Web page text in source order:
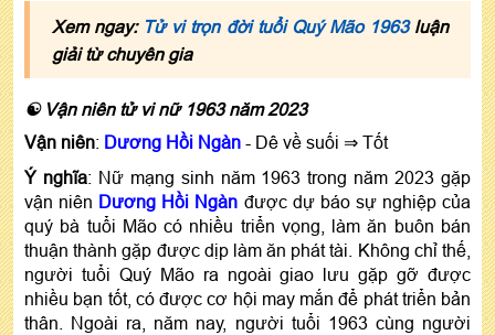
Xem ngay: Tử vi trọn đời tuổi Quý Mão 1963luận
giải từ chuyên gia
☯ Vận niên tử vi nữ 1963 năm 2023
Vận niên: Dương Hồi Ngàn - Dê về suối ⇒ Tốt
Ý nghĩa: Nữ mạng sinh năm 1963 trong năm 2023 gặp
vận niên Dương Hồi Ngàn được dự báo sự nghiệp của
quý bà tuổi Mão có nhiều triển vọng, làm ăn buôn bán
thuận thành gặp được dịp làm ăn phát tài. Không chỉ thế,
người tuổi Quý Mão ra ngoài giao lưu gặp gỡ được
nhiều bạn tốt, có được cơ hội may mắn để phát triển bản
thân. Ngoài ra, năm nay, người tuổi 1963 cùng người